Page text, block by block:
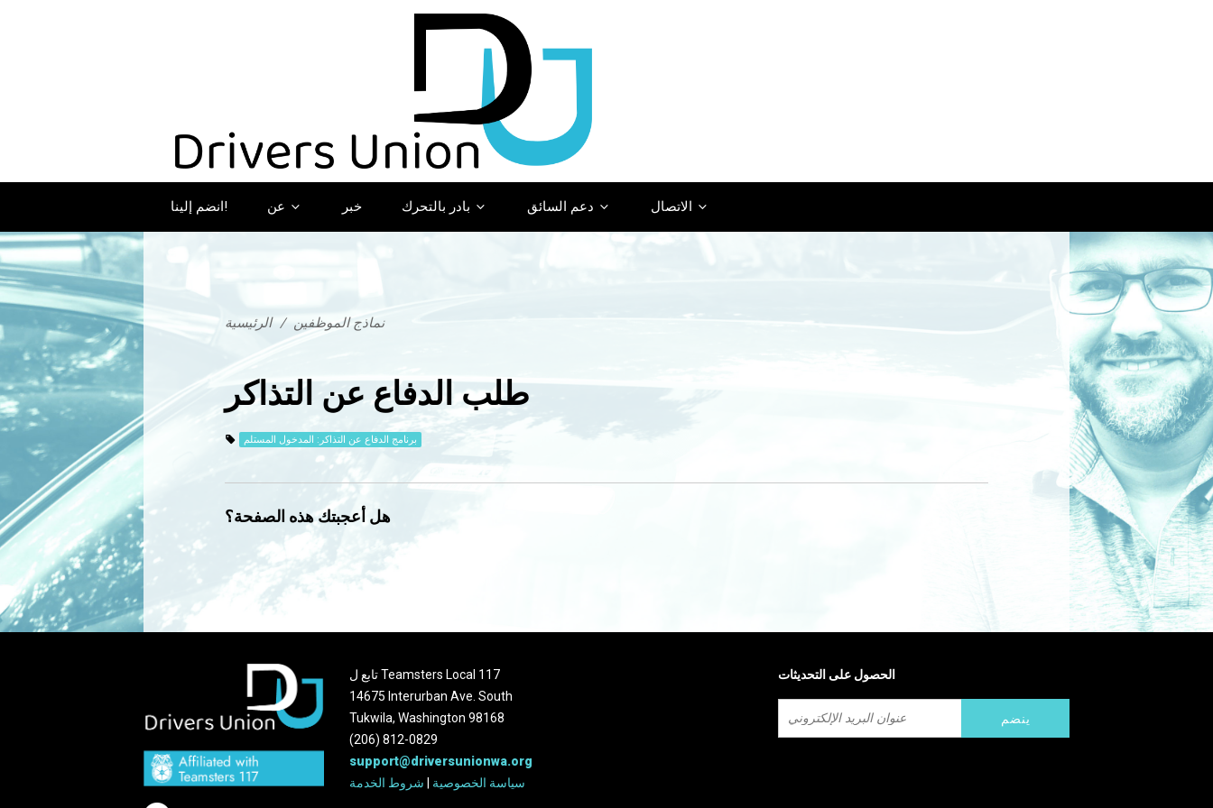
انضم إلينا! خبر
الرئيسية / نماذج الموظفين
طلب الدفاع عن التذاكر
برنامج الدفاع عن التذاكر: المدخول المستلم
هل أعجبتك هذه الصفحة؟
تابع ل Teamsters Local 117
14675 Interurban Ave. South
Tukwila, Washington 98168
(206) 812-0829
support@driversunionwa.org
سياسة الخصوصية
شروط الخدمة
الحصول على التحديثات